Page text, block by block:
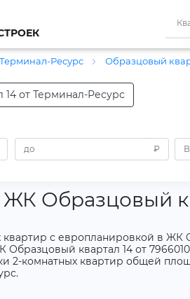
Терминал-Ресурс Образцовый
от Терминал-Ресурс
₽
Образцовый
квартир с европланировкой в ЖК
квартал 14 от
2-комнатных квартир общей